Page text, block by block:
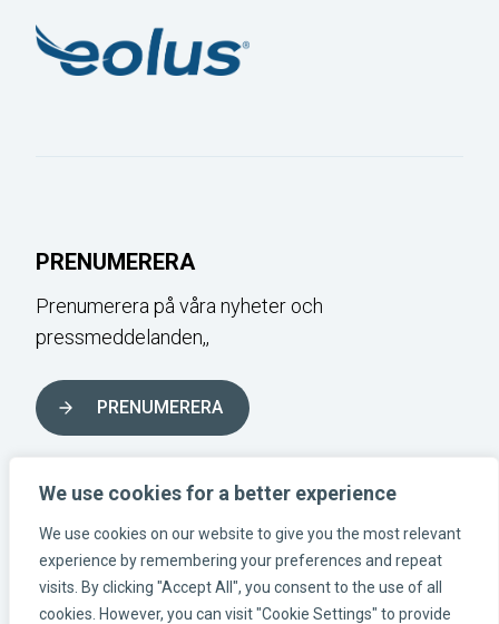
We use cookies for a better experience
We use cookies on our website to give you the most relevant
experience by remembering your preferences and repeat
visits. By clicking "Accept All", you consent to the use of all
cookies. However, you can visit "Cookie Settings" to provide
PRENUMERERA
Prenumerera på våra nyheter och
pressmeddelanden,,
PRENUMERERA
FÖLJ OSS I SOCIALA MEDIER
Instagram-länk
Linkedin-länk
Facebook-länk